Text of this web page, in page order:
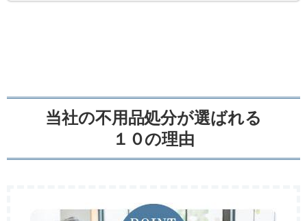
当社の不用品処分が選ばれる
１０の理由